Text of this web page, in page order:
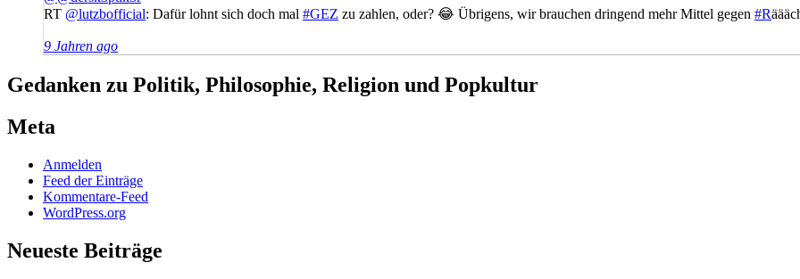
RT @lutzbofficial: Dafür lohnt sich doch mal #GEZ zu zahlen, oder? 😂 Übrigens, wir brauchen dringend mehr Mittel gegen #R
9 Jahren ago
Gedanken zu Politik, Philosophie, Religion und Popkultur
Meta
Anmelden
Feed der Einträge
Kommentare-Feed
WordPress.org
Neueste Beiträge